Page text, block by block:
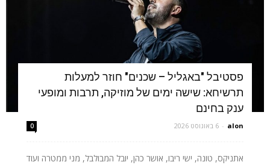
פסטיבל "באגליל – שכנים" חוזר למעלות
תרשיחא: שישה ימים של מוזיקה, תרבות ומופעי
ענק בחינם
alon
- 6 באוגוסט 2026 0
אתניקס, טונה, ישי ריבו, אושר כהן, יובל המבולבל, מני ממטרה ועוד